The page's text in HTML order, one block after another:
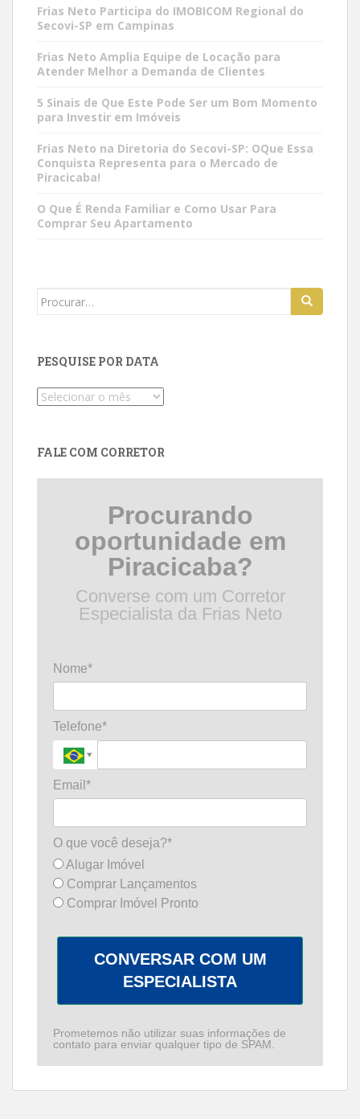
Frias Neto Participa do IMOBICOM Regional do
Secovi-SP em Campinas
Frias Neto Amplia Equipe de Locação para
Atender Melhor a Demanda de Clientes
5 Sinais de Que Este Pode Ser um Bom Momento
para Investir em Imóveis
Frias Neto na Diretoria do Secovi-SP: OQue Essa
Conquista Representa para o Mercado de
Piracicaba!
O Que É Renda Familiar e Como Usar Para
Comprar Seu Apartamento
Search
PESQUISE POR DATA
Pesquise
FALE COM CORRETOR
Procurando
oportunidade em
Piracicaba?
Converse com um Corretor
Especialista da Frias Neto
Nome*
Telefone*
Email*
O que você deseja?*
Alugar Imóvel
Comprar Lançamentos
Comprar Imóvel Pronto
CONVERSAR COM UM
ESPECIALISTA
Prometemos não utilizar suas informações de
contato para enviar qualquer tipo de SPAM.